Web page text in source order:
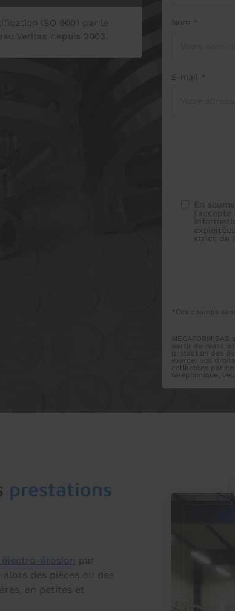
ISO 9001 par le
Veritas depuis 2003.
Nom *
E-mail *
En
j'accepte
strict de
*Ces champs
MECAFORM
partir de notre
protection des
exercer vos
collectées par
téléphonique,
prestations
électro-érosion par
des pièces ou des
en petites et